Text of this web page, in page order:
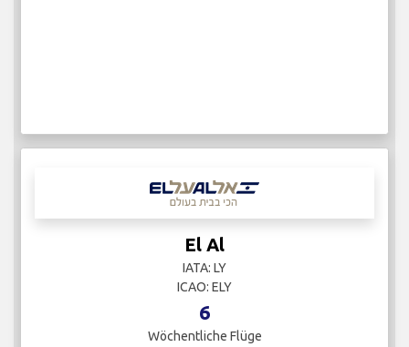
El Al
IATA: LY
ICAO: ELY
6
Wöchentliche Flüge